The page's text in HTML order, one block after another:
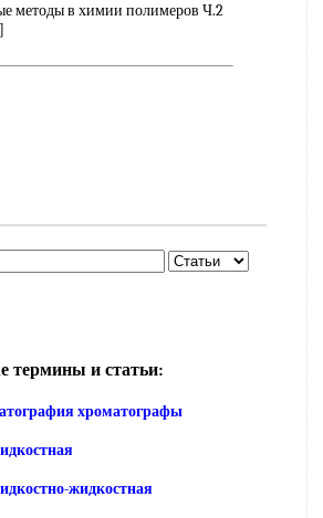
методы в химии полимеров Ч.2
]
термины и статьи:
хроматографы
жидкостная